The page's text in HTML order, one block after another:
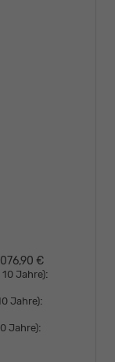
€
Jahre):
Jahre):
Jahre):